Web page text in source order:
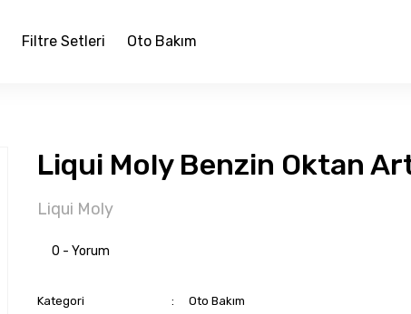
Filtre Setleri Oto Bakım
Liqui Moly Benzin Oktan
Liqui Moly
0 - Yorum
Kategori
Oto Bakım